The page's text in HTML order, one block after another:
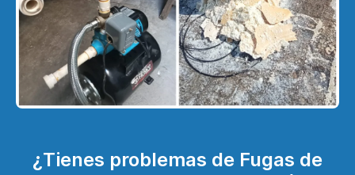
¿Tienes problemas de Fugas de